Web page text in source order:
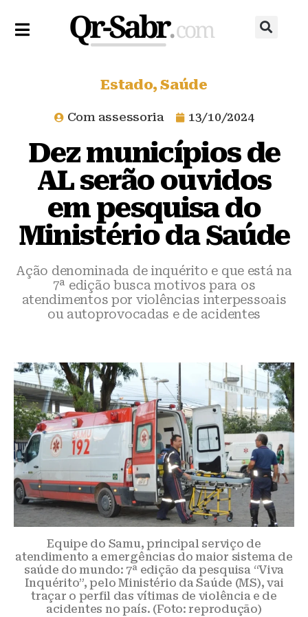
Estado,Saúde
Com assessoria 13/10/2024
Dez municípios de
AL serão ouvidos
em pesquisa do
Ministério da Saúde
Ação denominada de inquérito e que está na
7ª edição busca motivos para os
atendimentos por violências interpessoais
ou autoprovocadas e de acidentes
Equipe do Samu, principal serviço de
atendimento a emergências do maior sistema de
saúde do mundo: 7ª edição da pesquisa “Viva
Inquérito”, pelo Ministério da Saúde (MS), vai
traçar o perfil das vítimas de violência e de
acidentes no país. (Foto: reprodução)